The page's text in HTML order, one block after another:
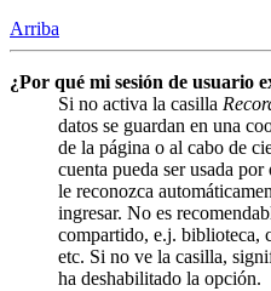
Arriba
¿Por qué mi sesión de usuario
Si no activa la casilla
datos se guardan en una
de la página o al cabo de
cuenta pueda ser usada
le reconozca
ingresar. No es
compartido, e.j. biblioteca,
etc. Si no ve la casilla,
ha deshabilitado la opción.